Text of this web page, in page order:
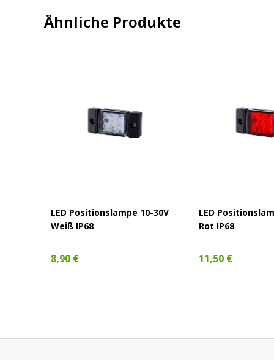
Ähnliche Produkte
LED Positionslampe 10-30V
Weiß IP68
8,90 €
LED
Rot IP68
11,50 €